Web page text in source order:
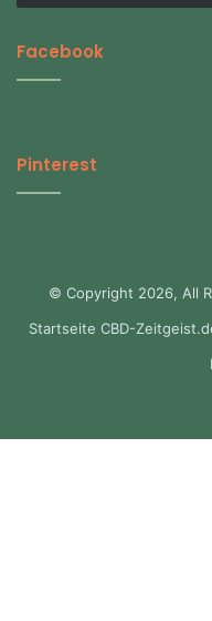
Facebook
Pinterest
© Copyright 2026, All
Startseite CBD-